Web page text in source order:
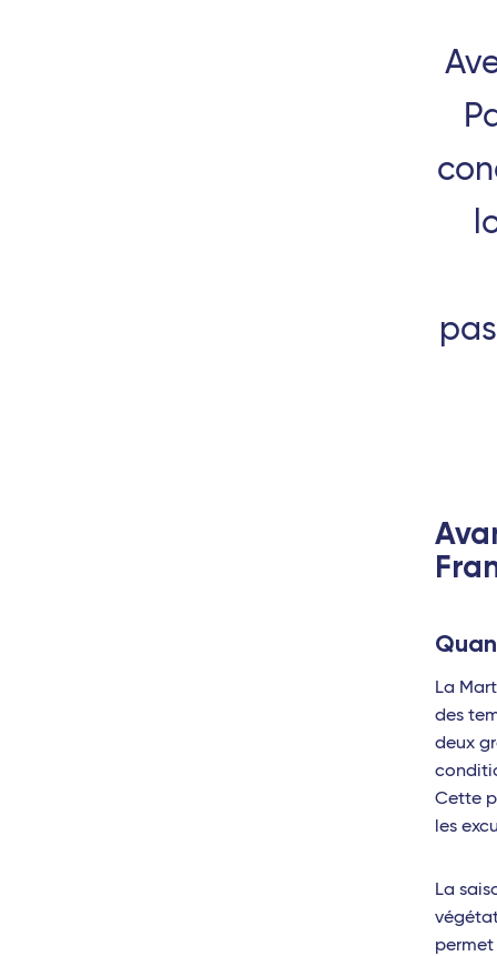
Angers Saint-
Pointe-à-Pitre
Fort-de-
Palerme
Reggio de
Milan Linate
Rome
La
des
deux
Cette
les
La
permet